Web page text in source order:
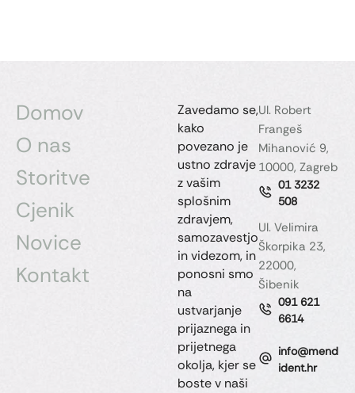
Domov
O nas
Storitve
Cjenik
Novice
Kontakt
Zavedamo se,
kako
povezano je
ustno zdravje
z vašim
splošnim
zdravjem,
samozavestjo
in videzom, in
ponosni smo
na
ustvarjanje
prijaznega in
prijetnega
okolja, kjer se
boste v naši
Ul. Robert
Frangeš
Mihanović 9,
10000, Zagreb
01 3232
508
Ul. Velimira
Škorpika 23,
22000,
Šibenik
091 621
6614
info@mend
ident.hr